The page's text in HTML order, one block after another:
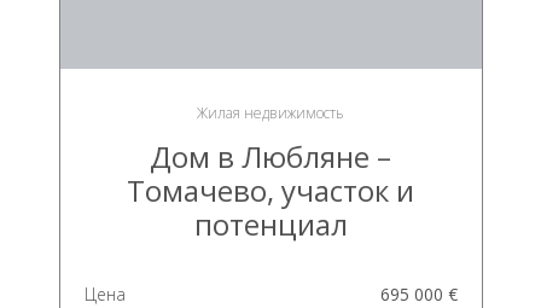
Жилая недвижимость
Дом в Любляне –
Томачево, участок и
потенциал
Цена 695 000 €